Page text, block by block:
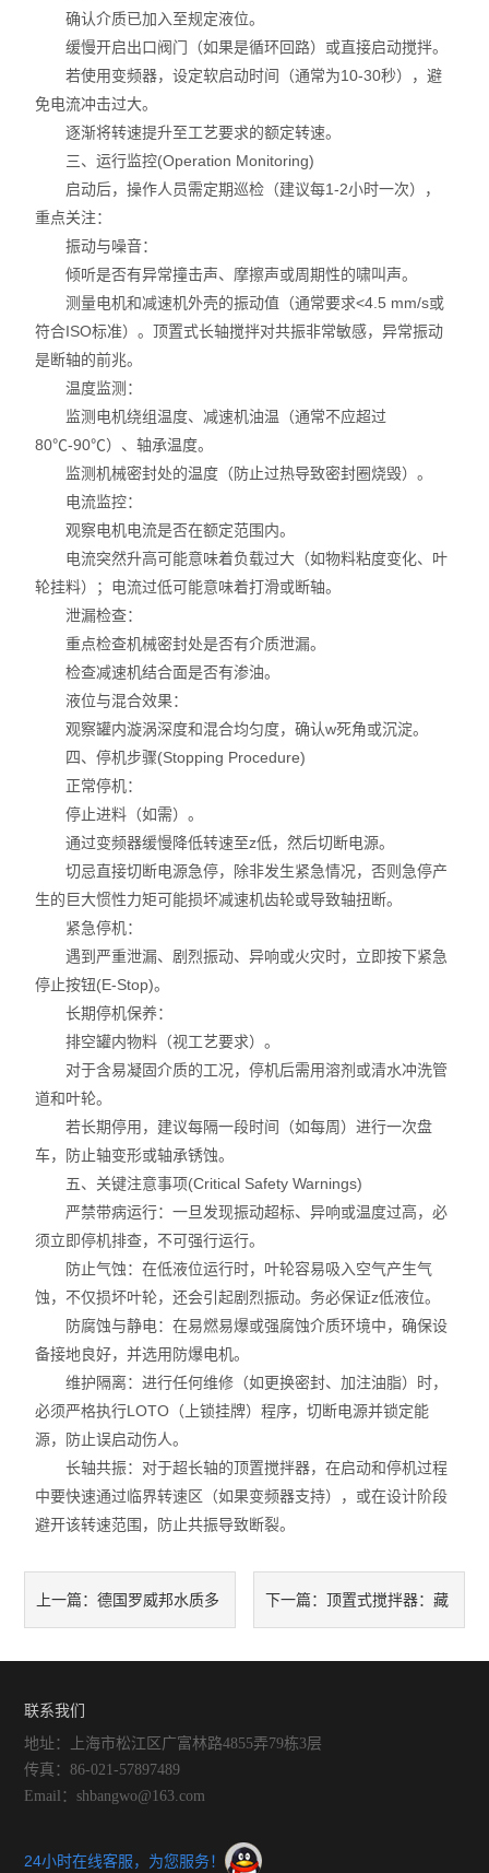
确认介质已加入至规定液位。
缓慢开启出口阀门（如果是循环回路）或直接启动搅拌。
若使用变频器，设定软启动时间（通常为10-30秒），避
免电流冲击过大。
逐渐将转速提升至工艺要求的额定转速。
三、运行监控(Operation Monitoring)
启动后，操作人员需定期巡检（建议每1-2小时一次），
重点关注：
振动与噪音：
倾听是否有异常撞击声、摩擦声或周期性的啸叫声。
测量电机和减速机外壳的振动值（通常要求<4.5 mm/s或
符合ISO标准）。顶置式长轴搅拌对共振非常敏感，异常振动
是断轴的前兆。
温度监测：
监测电机绕组温度、减速机油温（通常不应超过
80℃-90℃）、轴承温度。
监测机械密封处的温度（防止过热导致密封圈烧毁）。
电流监控：
观察电机电流是否在额定范围内。
电流突然升高可能意味着负载过大（如物料粘度变化、叶
轮挂料）；电流过低可能意味着打滑或断轴。
泄漏检查：
重点检查机械密封处是否有介质泄漏。
检查减速机结合面是否有渗油。
液位与混合效果：
观察罐内漩涡深度和混合均匀度，确认w死角或沉淀。
四、停机步骤(Stopping Procedure)
正常停机：
停止进料（如需）。
通过变频器缓慢降低转速至z低，然后切断电源。
切忌直接切断电源急停，除非发生紧急情况，否则急停产
生的巨大惯性力矩可能损坏减速机齿轮或导致轴扭断。
紧急停机：
遇到严重泄漏、剧烈振动、异响或火灾时，立即按下紧急
停止按钮(E-Stop)。
长期停机保养：
排空罐内物料（视工艺要求）。
对于含易凝固介质的工况，停机后需用溶剂或清水冲洗管
道和叶轮。
若长期停用，建议每隔一段时间（如每周）进行一次盘
车，防止轴变形或轴承锈蚀。
五、关键注意事项(Critical Safety Warnings)
严禁带病运行：一旦发现振动超标、异响或温度过高，必
须立即停机排查，不可强行运行。
防止气蚀：在低液位运行时，叶轮容易吸入空气产生气
蚀，不仅损坏叶轮，还会引起剧烈振动。务必保证z低液位。
防腐蚀与静电：在易燃易爆或强腐蚀介质环境中，确保设
备接地良好，并选用防爆电机。
维护隔离：进行任何维修（如更换密封、加注油脂）时，
必须严格执行LOTO（上锁挂牌）程序，切断电源并锁定能
源，防止误启动伤人。
长轴共振：对于超长轴的顶置搅拌器，在启动和停机过程
中要快速通过临界转速区（如果变频器支持），或在设计阶段
避开该转速范围，防止共振导致断裂。
上一篇：德国罗威邦水质多
键动作，让仪器稳定在线不“罢
工”
下一篇： 顶置式搅拌器：藏
联系我们
地址：上海市松江区广富林路4855弄79栋3层
传真：86-021-57897489
Email：shbangwo@163.com
24小时在线客服，为您服务！